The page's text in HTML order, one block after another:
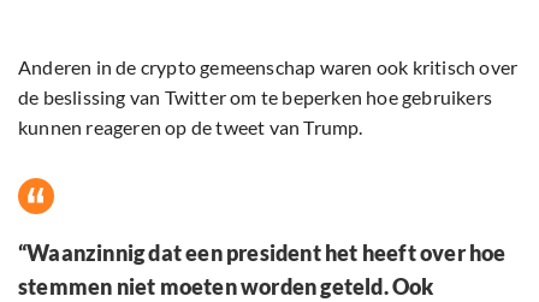
Anderen in de crypto gemeenschap waren ook kritisch over
de beslissing van Twitter om te beperken hoe gebruikers
kunnen reageren op de tweet van Trump.
“Waanzinnig dat een president het heeft over hoe
stemmen niet moeten worden geteld. Ook